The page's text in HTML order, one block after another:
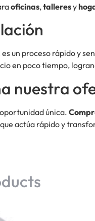
oficinas,talleresy
es un proceso rápido y
en poco tiempo,
nuestra
única.
actúa rápido y